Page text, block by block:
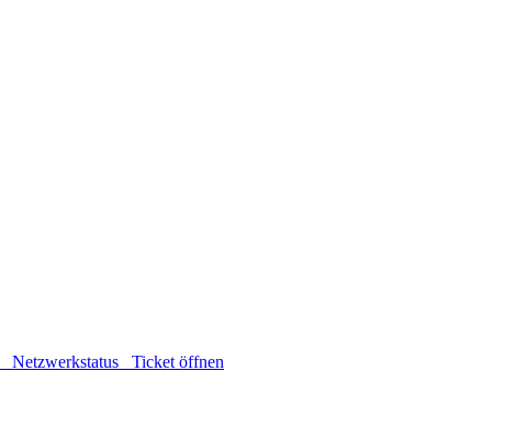
Netzwerkstatus
Ticket öffnen